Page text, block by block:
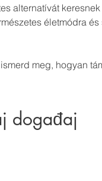
alternatívát
életmódra
meg, hogyan
događaj